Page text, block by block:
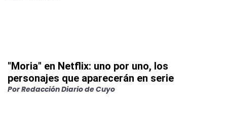
"Moria" en Netflix: uno por uno, los
personajes que aparecerán en serie
PorRedacción Diario de Cuyo